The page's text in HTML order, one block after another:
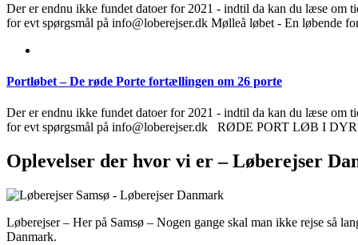
Der er endnu ikke fundet datoer for 2021 - indtil da kan du læse om
for evt spørgsmål på info@loberejser.dk Mølleå løbet - En løbende
Portløbet – De røde Porte fortællingen om 26 porte
Der er endnu ikke fundet datoer for 2021 - indtil da kan du læse om
for evt spørgsmål på info@loberejser.dk RØDE PORT LØB I
Oplevelser der hvor vi er – Løberejser
Løberejser – Her på Samsø – Nogen gange skal man ikke rejse så
Danmark.